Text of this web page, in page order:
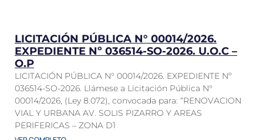
LICITACIÓN PÚBLICA N° 00014/2026.
EXPEDIENTE Nº 036514-SO-2026. U.O.C –
O.P
LICITACIÓN PÚBLICA N° 00014/2026. EXPEDIENTE Nº
036514-SO-2026. Llámese a Licitación Pública N°
00014/2026, (Ley 8.072), convocada para: “RENOVACION
VIAL Y URBANA AV. SOLIS PIZARRO Y AREAS
PERIFERICAS – ZONA D1